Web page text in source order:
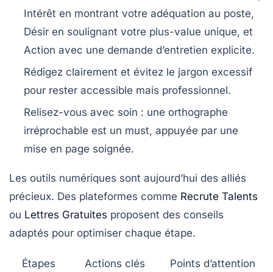
Intérêt en montrant votre adéquation au poste,
Désir en soulignant votre plus-value unique, et
Action avec une demande d’entretien explicite.
Rédigez clairement et évitez le jargon excessif
pour rester accessible mais professionnel.
Relisez-vous avec soin : une orthographe
irréprochable est un must, appuyée par une
mise en page soignée.
Les outils numériques sont aujourd’hui des alliés
précieux. Des plateformes comme Recrute Talents
ou Lettres Gratuites proposent des conseils
adaptés pour optimiser chaque étape.
Étapes Actions clés Points d’attention